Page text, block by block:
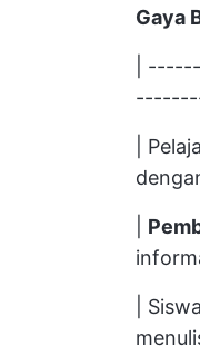
Gaya
|
|
|